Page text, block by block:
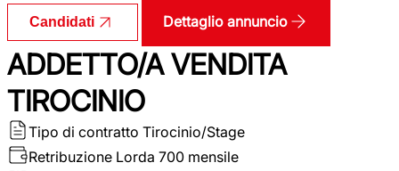
Candidati Dettaglio annuncio
ADDETTO/A VENDITA
TIROCINIO
Tipo di contratto Tirocinio/Stage
Retribuzione Lorda 700 mensile